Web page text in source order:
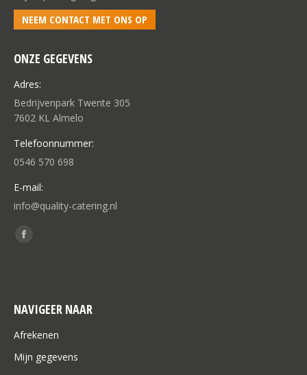
NEEM CONTACT MET ONS OP
ONZE GEGEVENS
Adres:
Bedrijvenpark Twente 305
7602 KL Almelo
Telefoonnummer:
0546 570 698
E-mail:
info@quality-catering.nl
Vind ons op:
Facebook
new
window
NAVIGEER NAAR
Afrekenen
Mijn gegevens